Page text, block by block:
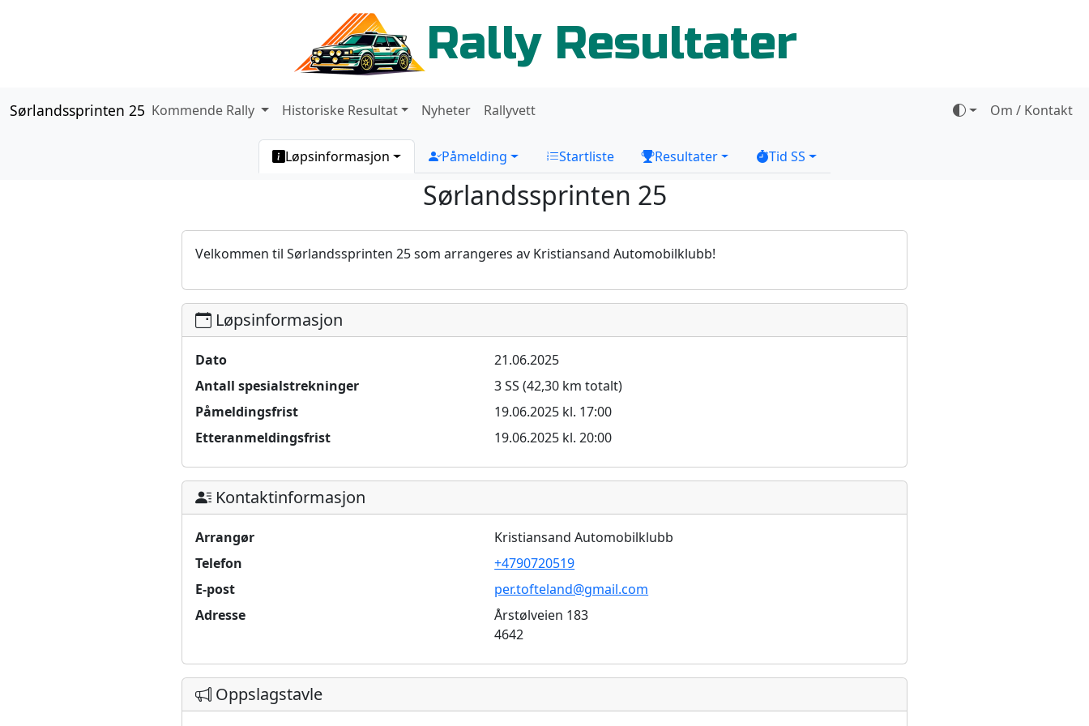
Rally Resultater
Sørlandssprinten 25 Kommende Rally Historiske Resultat Nyheter Rallyvett Om / Kontakt
Løpsinformasjon Påmelding Startliste Resultater Tid SS
Sørlandssprinten 25
Velkommen til Sørlandssprinten 25 som arrangeres av Kristiansand Automobilklubb!
Løpsinformasjon
Dato
21.06.2025
Antall spesialstrekninger
3 SS (42,30 km totalt)
Påmeldingsfrist
19.06.2025 kl. 17:00
Etteranmeldingsfrist
19.06.2025 kl. 20:00
Kontaktinformasjon
Arrangør
Kristiansand Automobilklubb
Telefon
+4790720519
E-post
per.tofteland@gmail.com
Adresse
Årstølveien 183
4642
Oppslagstavle